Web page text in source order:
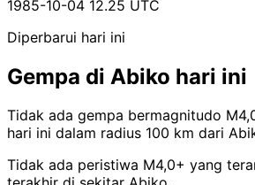
1985-10-04 12.25 UTC
Diperbarui hari ini
Gempa di Abiko hari ini
Tidak ada gempa bermagnitudo
hari ini dalam radius 100 km dari
Tidak ada peristiwa M4,0+ yang